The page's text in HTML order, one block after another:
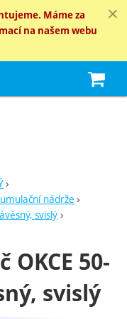
Máme za
na našem webu
nádrže
svislý
50-
svislý